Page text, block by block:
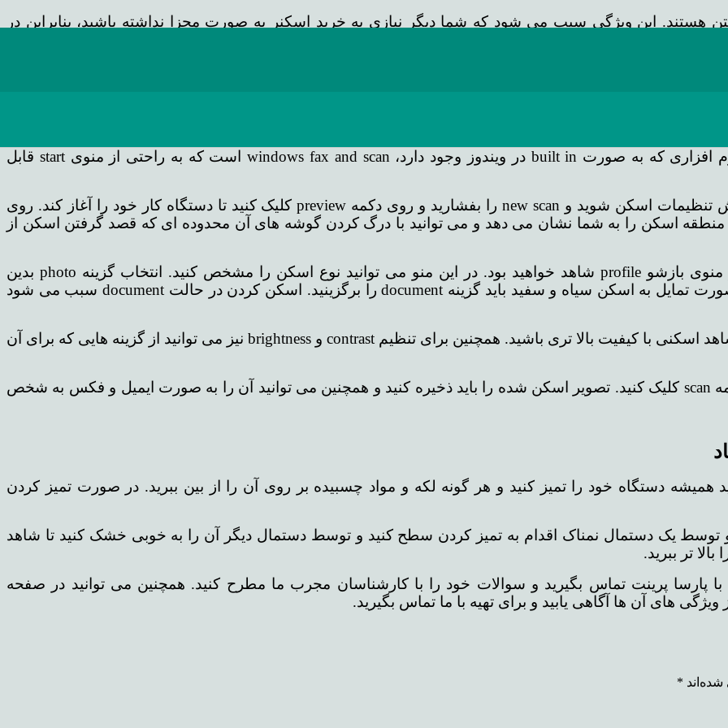
این ویژگی سبب می شود که شما دیگر نیازی به خرید اسکنر به صورت مجزا نداشته باشید، بنابراین در
نسخه کاغذی را به یک فایل دیجیتالی تبدیل کند که این فایل را می توان به صورت الکتریکی ارسال کرد و
برنامه های مختلفی برای انجام این کار وجود دارند اما نرم افزاری که به صورت built in در ویندوز وجود دارد، windows fax and scan است که به راحتی از منوی start قابل
بعد از باز کردن برنامه دکمه scan را کلیک کنید تا وارد بخش تنظیمات اسکن شوید و new scan را بفشارید و روی دکمه preview کلیک کنید تا دستگاه کار خود را آغاز کند. روی
منطقه اسکن را به شما نشان می دهد و می توانید با درگ کردن گوشه های آن محدوده ای که قصد گرفتن اسکن از
تنظیمات بیشتری که برای انجام این کار وجود دارد را در منوی بازشو profile شاهد خواهید بود. در این منو می توانید نوع اسکن را مشخص کنید. انتخاب گزینه photo بدین
معناست که اسکن باید به صورت رنگی انجام شود و در صورت تمایل به اسکن سیاه و سفید باید گزینه document را برگزینید. اسکن کردن در حالت document سبب می شود
در منوی بازشو file type نیز با انتخاب گزینه tif می توانید شاهد اسکنی با کیفیت بالا تری باشید. همچنین برای تنظیم contrast و brightness نیز می توانید از گزینه هایی که برای آن
پس از به پایان رسیدن انجام تمامی تنظیمات باید روی دکمه scan کلیک کنید. تصویر اسکن شده را باید ذخیره کنید و همچنین می توانید آن را به صورت ایمیل و فکس به شخص
همیشه دستگاه خود را تمیز کنید و هر گونه لکه و مواد چسبیده بر روی آن را از بین ببرید. در صورت تمیز کردن
توسط یک دستمال نمناک اقدام به تمیز کردن سطح کنید و توسط دستمال دیگر آن را به خوبی خشک کنید تا شاهد
تر ببرید.
با پارسا پرینت تماس بگیرید و سوالات خود را با کارشناسان مجرب ما مطرح کنید. همچنین می توانید در صفحه
های آن ها آگاهی یابید و برای تهیه با ما تماس بگیرید.
*